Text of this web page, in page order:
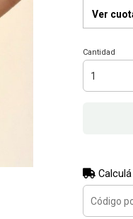
Ver
Cantidad